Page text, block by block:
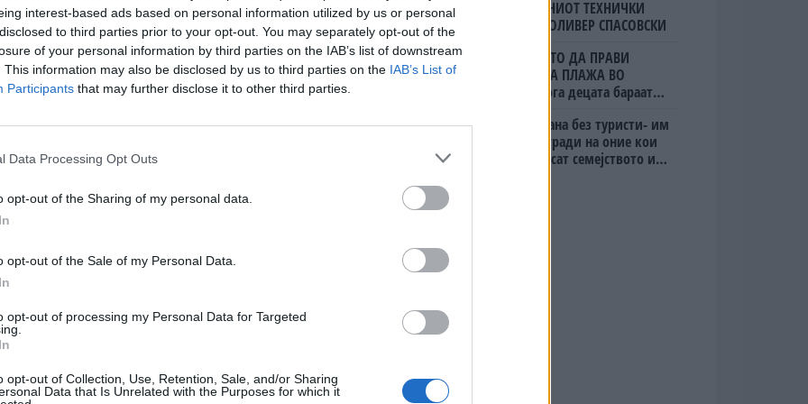
interest-based ads based on personal information utilized by us or personal
to third parties prior to your opt-out. You may separately opt-out of the
of your personal information by third parties on the IAB’s list of downstream
This information may also be disclosed by us to third parties on the IAB’s List of
Participants that may further disclose it to other third parties.
Data Processing Opt Outs
opt-out of the Sharing of my personal data.
opt-out of the Sale of my Personal Data.
opt-out of processing my Personal Data for Targeted
opt-out of Collection, Use, Retention, Sale, and/or Sharing
Data that Is Unrelated with the Purposes for which it
„Ем-Ви Хондиус“ бил тестиран позитивно
развил симптоми за време на одделен
дека еден од 17-те американски
не покажува никакви симптоми.
патници добил симптоми за време на
биле ставени во строга изолација до
изјавил дека уште четворица патници
работи соопштило дека јапонски
ПОРАНЕШНИОТ ТЕХНИЧКИ
ПРЕМИЕР ОЛИВЕР СПАСОВСКИ
(Видео) ШТО ДА ПРАВИ
БУГАРКА НА ПЛАЖА ВО
ГРЦИЈА, кога децата бараат
Дубаи остана без туристи- им
даваат награди на оние кои
ќе го донесат семејството или